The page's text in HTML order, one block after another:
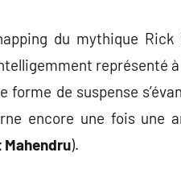
du mythique Rick
représenté à
de suspense
encore une fois une
Mahendru).